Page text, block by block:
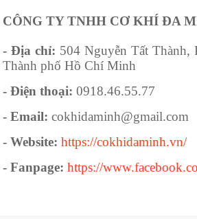
CÔNG TY TNHH CƠ KHÍ ĐA
- Địa chỉ: 504 Nguyễn Tất Thành,
Thành phố Hồ Chí Minh
- Điện thoại: 0918.46.55.77
- Email: cokhidaminh@gmail.com
- Website: https://cokhidaminh.vn/
- Fanpage: https://